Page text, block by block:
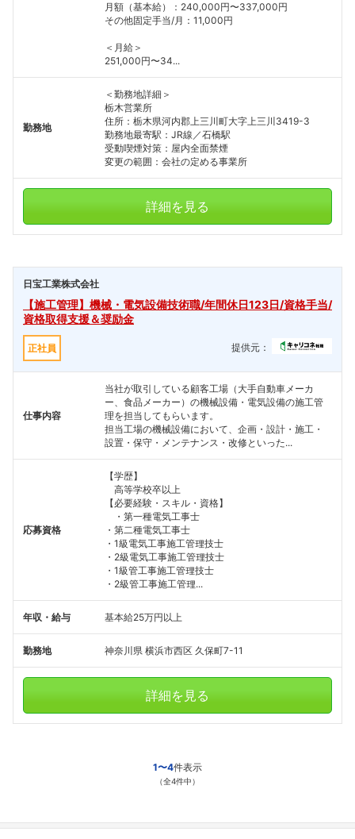
フォローしました
月額（基本給）：240,000円〜337,000円
その他固定手当/月：11,000円
＜月給＞
251,000円〜34...
勤務地
＜勤務地詳細＞
栃木営業所
住所：栃木県河内郡上三川町大字上三川3419-3
勤務地最寄駅：JR線／石橋駅
受動喫煙対策：屋内全面禁煙
変更の範囲：会社の定める事業所
詳細を見る
日宝工業株式会社
【施工管理】機械・電気設備技術職/年間休日123日/資格手当/
資格取得支援＆奨励金
正社員 提供元：
仕事内容
当社が取引している顧客工場（大手自動車メーカ
ー、食品メーカー）の機械設備・電気設備の施工管
理を担当してもらいます。
担当工場の機械設備において、企画・設計・施工・
設置・保守・メンテナンス・改修といった...
応募資格
【学歴】
高等学校卒以上
【必要経験・スキル・資格】
・第一種電気工事士
・第二種電気工事士
・1級電気工事施工管理技士
・2級電気工事施工管理技士
・1級管工事施工管理技士
・2級管工事施工管理...
年収・給与 基本給25万円以上
勤務地 神奈川県 横浜市西区 久保町7-11
詳細を見る
1〜4件表示
（全4件中）